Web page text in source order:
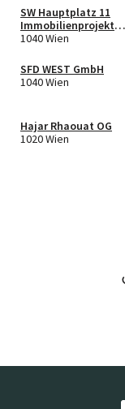
SW Hauptplatz 11
Immobilienprojekt
GmbH
1040 Wien
SFD WEST GmbH
1040 Wien
Hajar Rhaouat OG
1020 Wien